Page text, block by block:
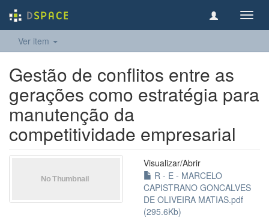
Ver item
Gestão de conflitos entre as
gerações como estratégia para
manutenção da
competitividade empresarial
Visualizar/Abrir
R - E - MARCELO
CAPISTRANO GONCALVES
DE OLIVEIRA MATIAS.pdf
(295.6Kb)